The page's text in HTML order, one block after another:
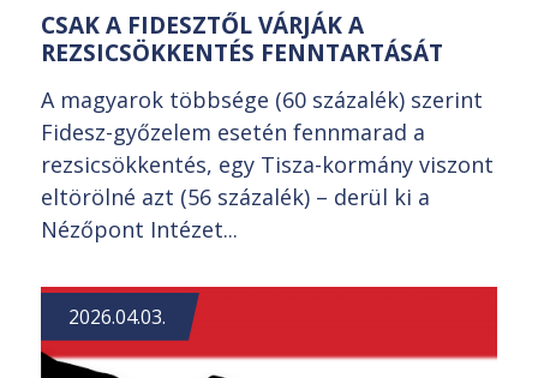
CSAK A FIDESZTŐL VÁRJÁK A
REZSICSÖKKENTÉS FENNTARTÁSÁT
A magyarok többsége (60 százalék) szerint
Fidesz-győzelem esetén fennmarad a
rezsicsökkentés, egy Tisza-kormány viszont
eltörölné azt (56 százalék) – derül ki a
Nézőpont Intézet...
2026.04.03.